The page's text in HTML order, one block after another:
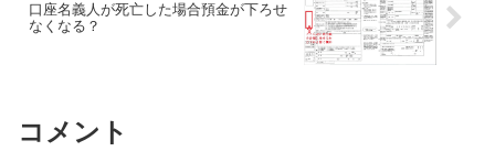
口座名義人が死亡した場合預金が下ろせ
なくなる？
コメント